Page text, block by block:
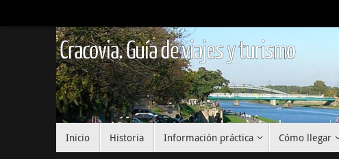
al
Cracovia. Guía de viajes y turismo
Inicio Historia Información práctica Cómo llegar